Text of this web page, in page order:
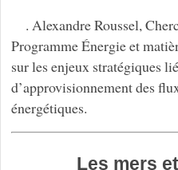
. Alexandre Roussel,
Programme Énergie et
sur les enjeux stratégiques
d’approvisionnement des
énergétiques.
Les mers